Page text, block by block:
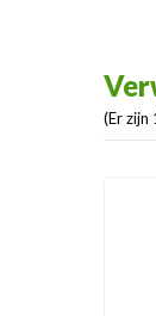
(Er zijn